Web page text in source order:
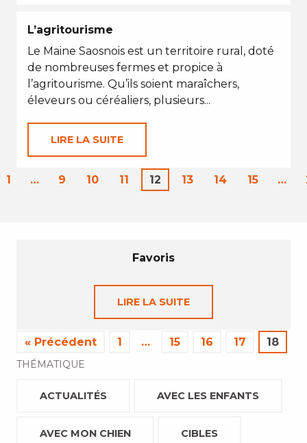
L’agritourisme
Le Maine Saosnois est un territoire rural, doté
de nombreuses fermes et propice à
l’agritourisme. Qu’ils soient maraîchers,
éleveurs ou céréaliers, plusieurs...
LIRE LA SUITE
1 … 9 10 11 12 13 14 15 …
Favoris
LIRE LA SUITE
« Précédent 1 … 15 16 17 18
THÉMATIQUE
ACTUALITÉS AVEC LES ENFANTS
AVEC MON CHIEN CIBLES